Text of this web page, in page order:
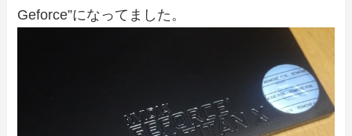
Geforce”になってました。